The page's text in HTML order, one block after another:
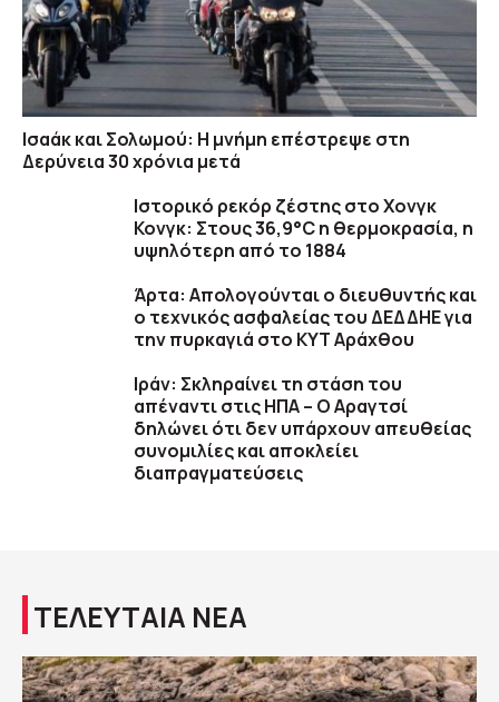
Ισαάκ και Σολωμού: Η μνήμη επέστρεψε στη
Δερύνεια 30 χρόνια μετά
Ιστορικό ρεκόρ ζέστης στο Χονγκ
Κονγκ: Στους 36,9°C η θερμοκρασία, η
υψηλότερη από το 1884
Άρτα: Απολογούνται ο διευθυντής και
ο τεχνικός ασφαλείας του ΔΕΔΔΗΕ για
την πυρκαγιά στο ΚΥΤ Αράχθου
Ιράν: Σκληραίνει τη στάση του
απέναντι στις ΗΠΑ – Ο Αραγτσί
δηλώνει ότι δεν υπάρχουν απευθείας
συνομιλίες και αποκλείει
διαπραγματεύσεις
ΤΕΛΕΥΤΑΙΑ ΝΕΑ